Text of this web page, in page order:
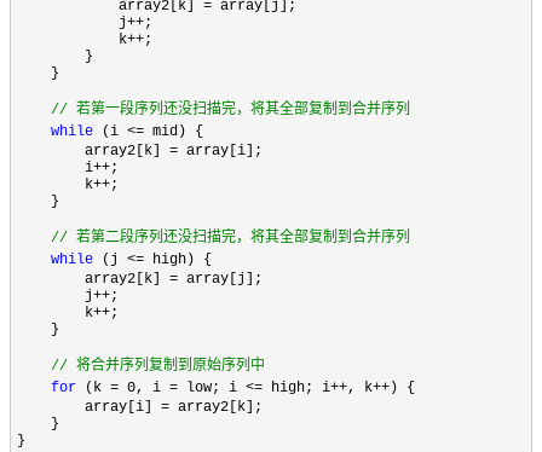
array2[k] = array[j];
j++;
k++;
}
}
// 若第一段序列还没扫描完，将其全部复制到合并序列
while (i <= mid) {
array2[k] = array[i];
i++;
k++;
}
// 若第二段序列还没扫描完，将其全部复制到合并序列
while (j <= high) {
array2[k] = array[j];
j++;
k++;
}
// 将合并序列复制到原始序列中
for (k = 0, i = low; i <= high; i++, k++) {
array[i] = array2[k];
}
}